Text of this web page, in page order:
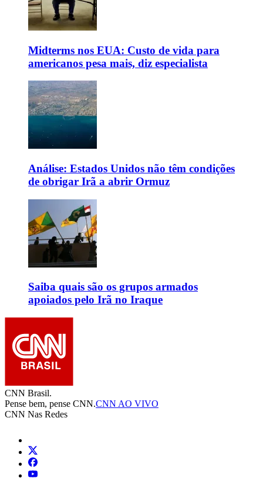
Midterms nos EUA: Custo de vida para
americanos pesa mais, diz especialista
Análise: Estados Unidos não têm condições
de obrigar Irã a abrir Ormuz
Saiba quais são os grupos armados
apoiados pelo Irã no Iraque
CNN Brasil.
Pense bem, pense CNN.CNN AO VIVO
CNN Nas Redes